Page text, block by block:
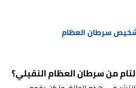
سرطان العظام
من سرطان العظام النقيلي؟